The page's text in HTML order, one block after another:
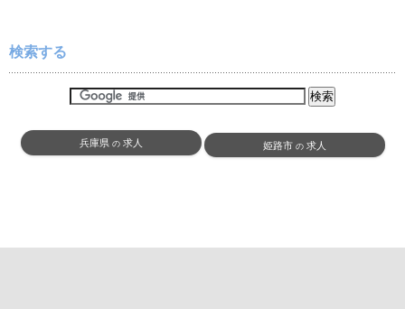
検索する
兵庫県の 求人 姫路市の 求人